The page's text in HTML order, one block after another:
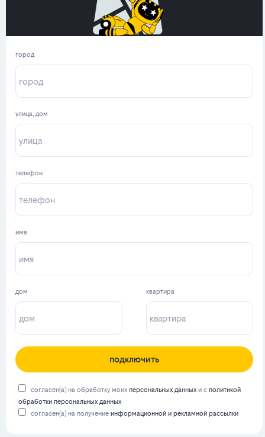
город
улица, дом
телефон
имя
дом квартира
подключить
согласен(а) на обработку моих персональных данных и с политикой
обработки персональных данных
согласен(а) на получение информационной и рекламной рассылки